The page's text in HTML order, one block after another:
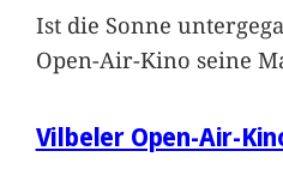
Ist die Sonne
Open-Air-Kino seine
Vilbeler Open-Air-